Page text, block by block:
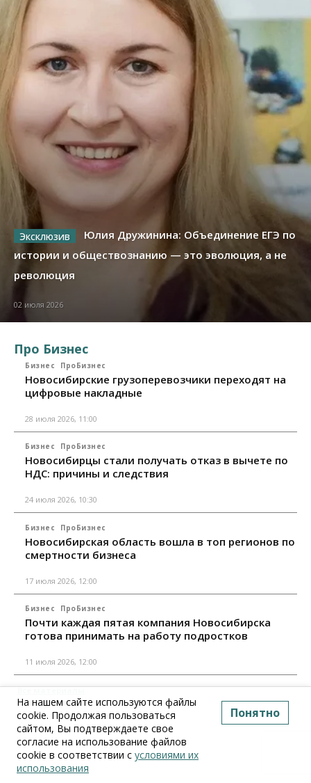
Юлия Дружинина: Объединение ЕГЭ по
истории и обществознанию — это эволюция, а не
революция
02 июля 2026
Про Бизнес
Бизнес ПроБизнес
Новосибирские грузоперевозчики переходят на
цифровые накладные
28 июля 2026, 11:00
Бизнес ПроБизнес
Новосибирцы стали получать отказ в вычете по
НДС: причины и следствия
24 июля 2026, 10:30
Бизнес ПроБизнес
Новосибирская область вошла в топ регионов по
смертности бизнеса
17 июля 2026, 12:00
Бизнес ПроБизнес
Почти каждая пятая компания Новосибирска
готова принимать на работу подростков
11 июля 2026, 12:00
Все материалы
На нашем сайте используются файлы
cookie. Продолжая пользоваться
сайтом, Вы подтверждаете свое
согласие на использование файлов
cookie в соответствии с условиями их
использования
Понятно